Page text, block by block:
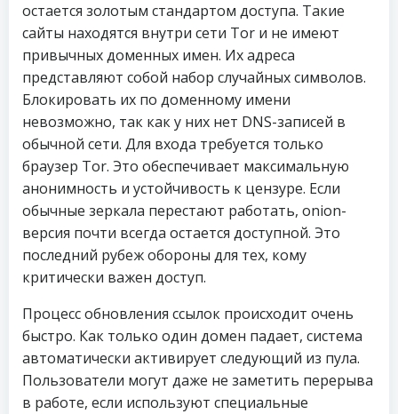
остается золотым стандартом доступа. Такие
сайты находятся внутри сети Tor и не имеют
привычных доменных имен. Их адреса
представляют собой набор случайных символов.
Блокировать их по доменному имени
невозможно, так как у них нет DNS-записей в
обычной сети. Для входа требуется только
браузер Tor. Это обеспечивает максимальную
анонимность и устойчивость к цензуре. Если
обычные зеркала перестают работать, onion-
версия почти всегда остается доступной. Это
последний рубеж обороны для тех, кому
критически важен доступ.
Процесс обновления ссылок происходит очень
быстро. Как только один домен падает, система
автоматически активирует следующий из пула.
Пользователи могут даже не заметить перерыва
в работе, если используют специальные